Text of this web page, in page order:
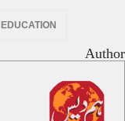
EDUCATION
Author